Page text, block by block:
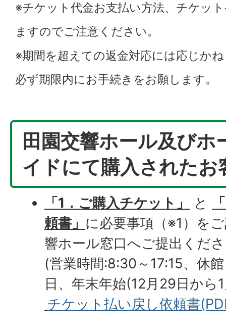
※チケット代金お支払い方法、チケッ
ますのでご注意ください。
※期間を超えての返金対応には応じか
必ず期限内にお手続きをお願します。
田園交響ホール及びホ
イドにて購入されたお
「1．ご購入チケット」 と
頼書」 に必要事項（※1）​を
響ホール窓口へご提出くだ
(営業時間:8:30～17:15、休
日、年末年始(12月29日から
チケット払い戻し依頼書